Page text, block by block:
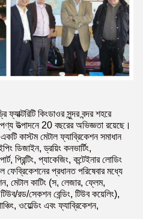
কিংডাওর সুন্দর বন্দর শহরে
উত্পাদনে 20 বছরের অভিজ্ঞতা রয়েছে।
কাস্টম মেটাল ফ্যাব্রিকেশন সমাধান
ডিজাইন, ড্রয়িং কনভার্টিং,
প্রিন্টিং, প্যাকেজিং, কন্টেইনার লোডিং
প্রধানত পরিষেবার মধ্যে
মেটাল কাটিং (স, লেজার, ফ্লেম,
রড/সেকশন বেন্ডিং, টিউব কয়েলিং),
ওয়েল্ডিং এবং ফ্যাব্রিকেশন,